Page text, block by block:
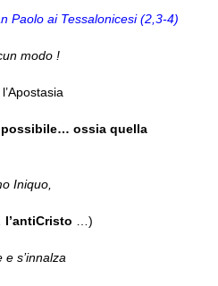
Paolo ai Tessalonicesi (2,3-4)
modo !
l’Apostasia
possibile… ossia quella
Iniquo,
l’antiCristo …)
s’innalza